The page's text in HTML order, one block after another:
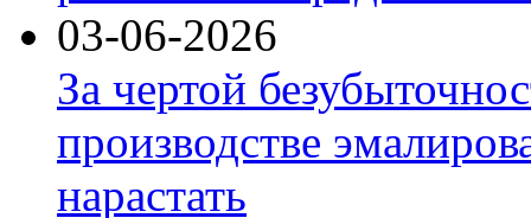
03-06-2026
За чертой
производстве
нарастать